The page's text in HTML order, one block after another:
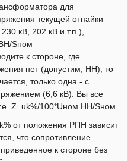
для
текущей отпайки
кВ, 202 кВ и т.п.),
Sном
к стороне, где
нет (допустим, НН), то
только одна - с
(6,6 кВ). Вы все
Z=uk%/100*Uном.НН/Sном
от положения РПН зависит
что сопротивление
к стороне без